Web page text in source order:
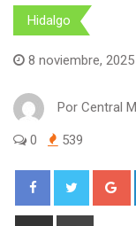
Hidalgo
8 noviembre, 2025
Por Central
0 539